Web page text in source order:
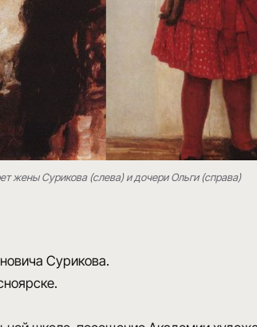
жены Сурикова (слева) и дочери Ольги (справа)
Сурикова.